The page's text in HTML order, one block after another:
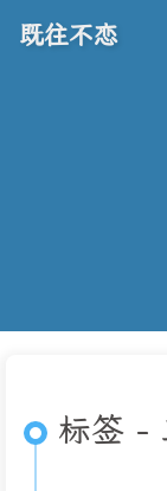
既往不恋
标签 -